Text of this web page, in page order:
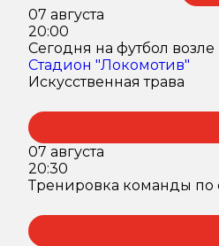
07 августа
20:00
Сегодня на футбол
Стадион "Локомотив"
Искусственная трава
07 августа
20:30
Тренировка команды по